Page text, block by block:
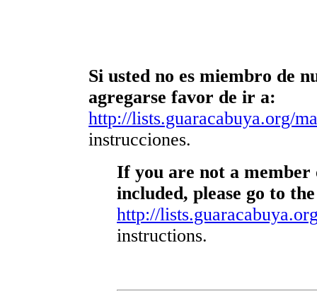
Si usted no es miembro de
agregarse favor de ir a:
http://lists.guaracabuya.org/
instrucciones.
If you are not a
included, please go to
http://
instructions.